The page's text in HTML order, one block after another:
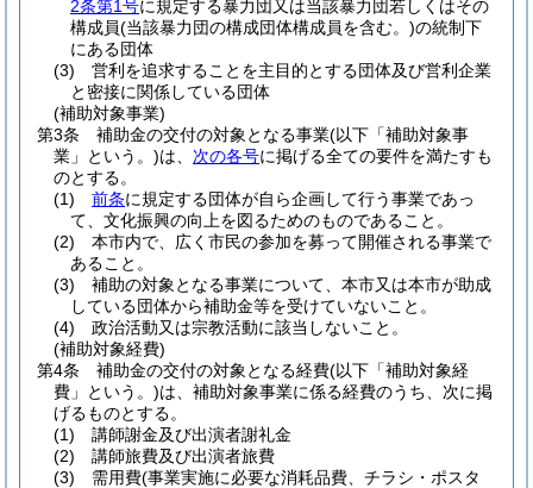
2条第1号に規定する暴力団又は当該暴力団若しくはその
構成員(当該暴力団の構成団体構成員を含む。)の統制下
にある団体
(3)
営利を追求することを主目的とする団体及び営利企業
と密接に関係している団体
(補助対象事業)
第3条
補助金の交付の対象となる事業(以下「補助対象事
業」という。)は、 次の各号に掲げる全ての要件を満たすも
のとする。
(1)
前条に規定する団体が自ら企画して行う事業であっ
て、文化振興の向上を図るためのものであること。
(2)
本市内で、広く市民の参加を募って開催される事業で
あること。
(3)
補助の対象となる事業について、本市又は本市が助成
している団体から補助金等を受けていないこと。
(4)
政治活動又は宗教活動に該当しないこと。
(補助対象経費)
第4条
補助金の交付の対象となる経費(以下「補助対象経
費」という。)は、補助対象事業に係る経費のうち、次に掲
げるものとする。
(1)
講師謝金及び出演者謝礼金
(2)
講師旅費及び出演者旅費
(3)
需用費(事業実施に必要な消耗品費、チラシ・ポスタ